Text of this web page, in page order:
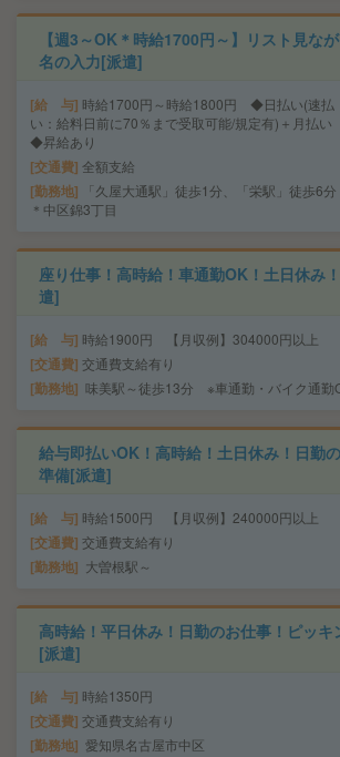
【週3～OK＊時給1700円～】リスト見な
名の入力[派遣]
給 与 時給1700円～時給1800円 ◆日払い(速払
い：給料日前に70％まで受取可能/規定有)＋月払い
◆昇給あり
交通費 全額支給
勤務地
「久屋大通駅」徒歩1分、「栄駅」徒歩6分
＊中区錦3丁目
座り仕事！高時給！車通勤OK！土日休み
遣]
給 与 時給1900円 【月収例】304000円以上
交通費 交通費支給有り
勤務地 味美駅～徒歩13分 ※車通勤・バイク通勤
給与即払いOK！高時給！土日休み！日勤
準備[派遣]
給 与 時給1500円 【月収例】240000円以上
交通費 交通費支給有り
勤務地 大曽根駅～
高時給！平日休み！日勤のお仕事！ピッキ
[派遣]
給 与 時給1350円
交通費 交通費支給有り
勤務地 愛知県名古屋市中区